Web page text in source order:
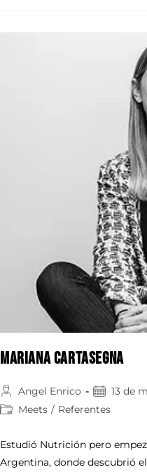
Mariana Cartasegna
Angel Enrico
13 de
Meets / Referentes
Estudió Nutrición pero
Argentina, donde descubrió